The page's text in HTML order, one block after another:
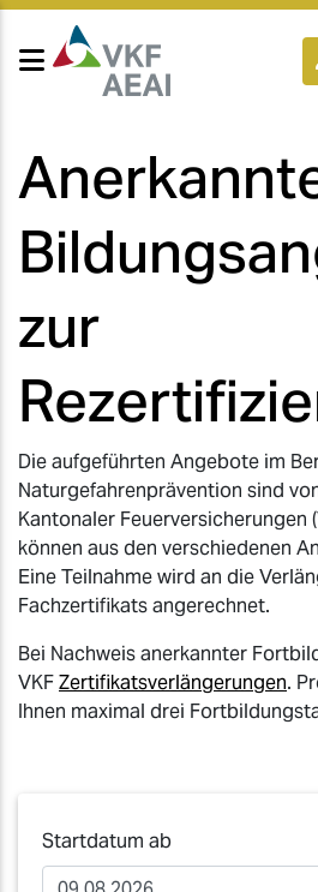
zur
Die aufgeführten Angebote im
Naturgefahrenprävention sind
Kantonaler Feuerversicherungen
können aus den verschiedenen
Eine Teilnahme wird an die
Fachzertifikats angerechnet.
Bei Nachweis anerkannter
VKFZertifikatsverlängerungen.
Ihnen maximal drei
Startdatum ab